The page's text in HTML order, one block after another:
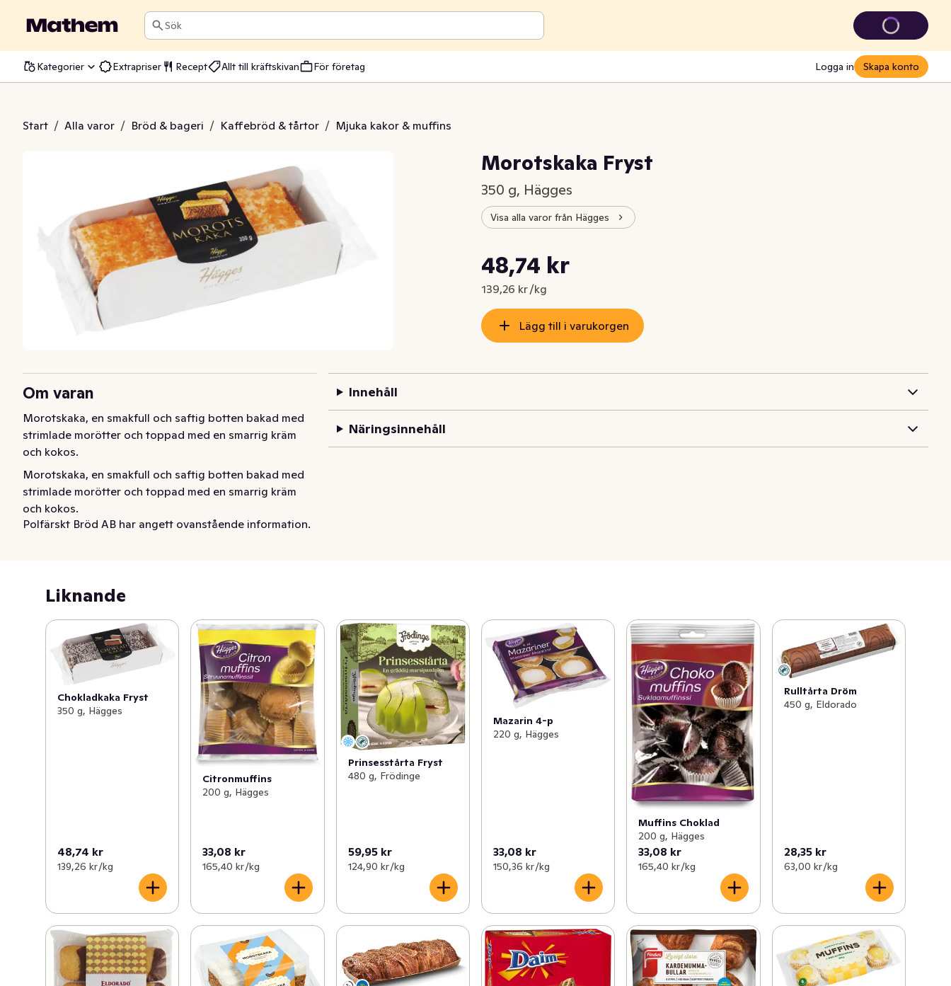
Sök
Kategorier Extrapriser Recept Allt till kräftskivan För företag Logga in Skapa konto
Start / Alla varor / Bröd & bageri / Kaffebröd & tårtor / Mjuka kakor & muffins
Fryst
Morotskaka Fryst
350 g, Hägges
Visa alla varor från Hägges
Nuvarande pris är: 48,74 kr
48,74 kr
139,26 kr /kg
Styckpris: 139,26 kr /kg
Lägg till i varukorgen
Om varan
Morotskaka, en smakfull och saftig botten bakad med
strimlade morötter och toppad med en smarrig kräm
och kokos.
Morotskaka, en smakfull och saftig botten bakad med
strimlade morötter och toppad med en smarrig kräm
och kokos.
Polfärskt Bröd AB har angett ovanstående information.
Innehåll
Näringsinnehåll
Liknande
Chokladkaka Fryst
350 g, Hägges
48,74 kr
139,26 kr /kg
Citronmuffins
200 g, Hägges
33,08 kr
165,40 kr /kg
Prinsesstårta Fryst
480 g, Frödinge
59,95 kr
124,90 kr /kg
Mazarin 4-p
220 g, Hägges
33,08 kr
150,36 kr /kg
Muffins Choklad
200 g, Hägges
33,08 kr
165,40 kr /kg
Rulltårta Dröm
450 g, Eldorado
28,35 kr
63,00 kr /kg